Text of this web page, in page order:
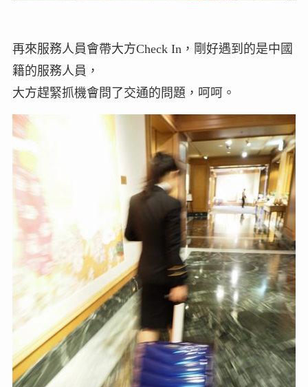
再來服務人員會帶大方Check In，剛好遇到的是中國
籍的服務人員，
大方趕緊抓機會問了交通的問題，呵呵。